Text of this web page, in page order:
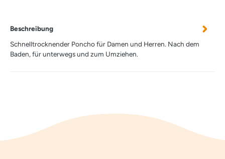
Beschreibung
Schnelltrocknender Poncho für Damen und Herren. Nach dem
Baden, für unterwegs und zum Umziehen.